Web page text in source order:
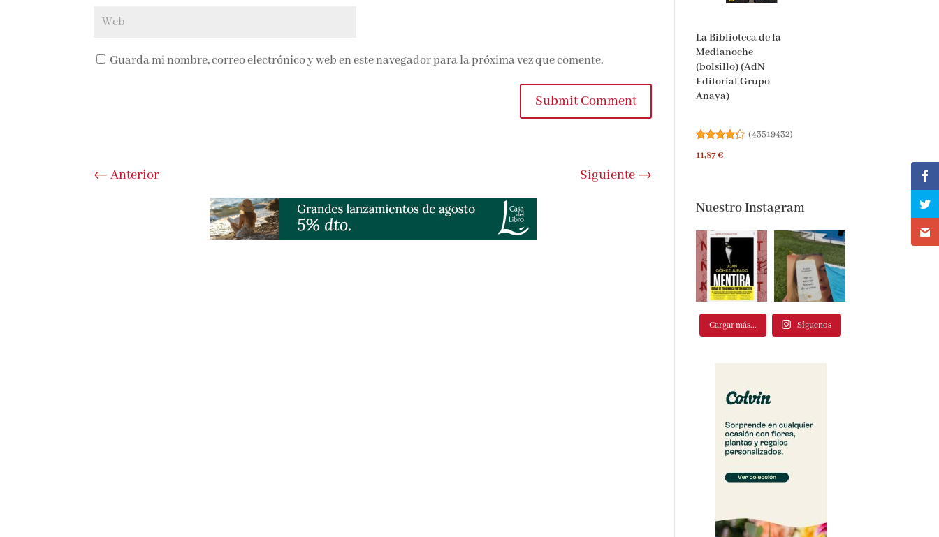
Guarda mi nombre, correo electrónico y web en este navegador para la próxima vez que comente.
Submit Comment
←Anterior Siguiente→
La Biblioteca de la
Medianoche
(bolsillo) (AdN
Editorial Grupo
Anaya)
(43519432)
11,87 €
Nuestro Instagram
Cargar más... Síguenos